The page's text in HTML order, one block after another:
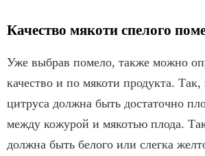
Качество мякоти спелого
Уже выбрав помело, также можно
качество и по мякоти продукта. Так,
цитруса должна быть достаточно
между кожурой и мякотью плода.
должна быть белого или слегка